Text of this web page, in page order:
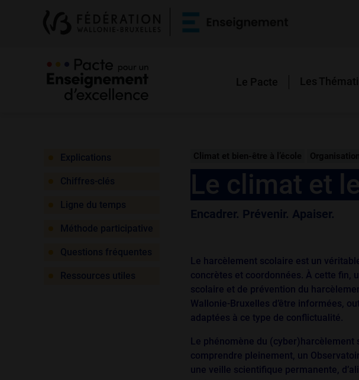
Le Pacte Les
Explications
Chiffres-clés
Ligne du temps
Méthode participative
Questions fréquentes
Ressources utiles
Le climat et
Encadrer. Prévenir. Apaiser.
Le harcèlement scolaire est un
concrètes et coordonnées. À cette fin,
scolaire et de prévention du
Wallonie-Bruxelles d’être informées,
adaptées à ce type de conflictualité.
Le phénomène du
comprendre pleinement, un
une veille scientifique permanente,